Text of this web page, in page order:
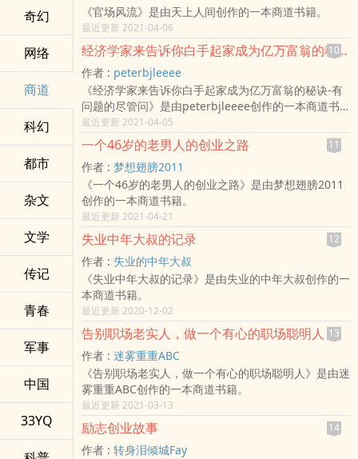
奇幻
网络
商道
科幻
都市
杂文
文学
传记
青春
军事
中国
33YQ
《官场风流》是由天上人间创作的一本商道书籍。
最近更新 2021-04-06
经济学家来告诉你白手起家成为亿万富翁的秘诀-有问题的尽管问
10
作者 : peterbjleeee
《经济学家来告诉你白手起家成为亿万富翁的秘诀-有
问题的尽管问》是由peterbjleeee创作的一本商道书
籍。
最近更新 2021-04-05
一个46岁的老男人的创业之路 11
作者 : 梦想翅膀2011
《一个46岁的老男人的创业之路》是由梦想翅膀2011
创作的一本商道书籍。
最近更新 2021-04-21
失业中年大叔的记录 12
作者 : 失业的中年大叔
《失业中年大叔的记录》是由失业的中年大叔创作的一
本商道书籍。
最近更新 2020-12-02
告别职场老实人，做一个有心的职场聪明人 13
作者 : 迷雾重重ABC
《告别职场老实人，做一个有心的职场聪明人》是由迷
雾重重ABC创作的一本商道书籍。
最近更新 2021-03-13
励志创业故事 14
作者 : 转身泪倾城Fay